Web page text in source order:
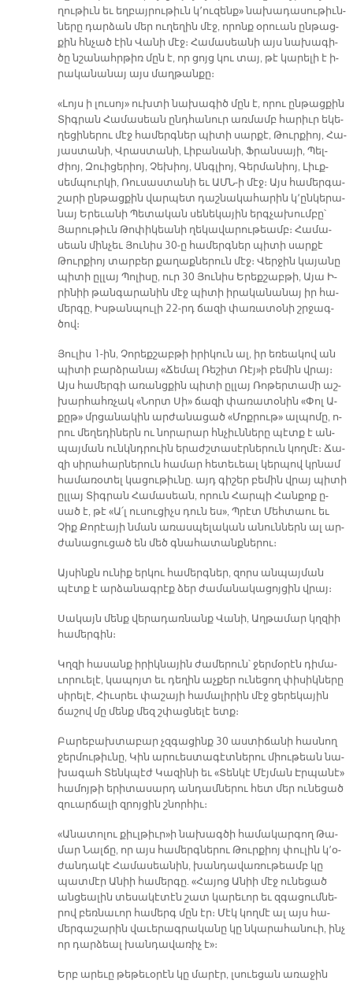
ղու­թիւն եւ եղ­բայ­րու­թիւն կ՚ու­զենք» նա­խա­դա­սու­թիւն­
նե­րը դար­ձան մեր ու­ղե­ղին մէջ, ո­րոնք օ­րուան ըն­թաց­
քին հնչած էին Վա­նի մէջ։ Հա­մա­սեա­նի այս նա­խա­գի­
ծը նշա­նահր­թիռ մըն է, որ ցոյց կու տայ, թէ կա­րե­լի է ի­
րա­կա­նա­նայ այս մաղ­թան­քը։
«Լոյս ի լու­սոյ» ուխ­տի նա­խա­գիծ մըն է, ո­րու ըն­թաց­քին
Տիգ­րան Հա­մա­սեան ընդ­հա­նուր առ­մամբ հա­րիւր ե­կե­
ղե­ցի­նե­րու մէջ հա­մերգ­ներ պի­տի սար­քէ, Թուր­քիոյ, Հա­
յաս­տա­նի, Վրաս­տա­նի, Լի­բա­նա­նի, Ֆրան­սա­յի, Պել­
ժիոյ, Զուի­ցե­րիոյ, Չե­խիոյ, Անգ­լիոյ, Գեր­մա­նիոյ, Լիւք­
սեմ­պուր­կի, Ռու­սաս­տա­նի եւ ԱՄՆ-ի մէջ։ Այս հա­մեր­գա­
շա­րի ըն­թաց­քին վար­պետ դաշ­նա­կա­հա­րին կ՚ըն­կե­րա­
նայ Ե­րե­ւա­նի Պե­տա­կան սե­նե­կա­յին երգ­չա­խում­բը՝
Յա­րու­թիւն Թո­փի­կեա­նի ղե­կա­վա­րու­թեամբ։ Հա­մա­
սեան մին­չեւ Յու­նիս 30-ը հա­մերգ­ներ պի­տի սար­քէ
Թուր­քիոյ տար­բեր քա­ղաք­նե­րուն մէջ։ Վեր­ջին կա­յա­նը
պի­տի ըլ­լայ Պո­լի­սը, ուր 30 Յու­նիս Ե­րեք­շաբ­թի, Ա­յա Ի­
րի­նիի թան­գա­րա­նին մէջ պի­տի ի­րա­կա­նա­նայ իր հա­
մեր­գը, Իս­թան­պու­լի 22-րդ ճա­զի փա­ռա­տօ­նի շրջագ­
ծով։
Յու­լիս 1-ին, Չո­րեք­շաբ­թի ի­րի­կուն ալ, իր ե­ռեա­կով ան
պի­տի բարձ­րա­նայ «Ճե­մալ Ռե­շիտ Ռէյ»ի բե­մին վրայ։
Այս հա­մեր­գի ա­ռանց­քին պի­տի ըլ­լայ Ռո­թեր­տա­մի աշ­
խար­հահռ­չակ «Նորտ Սի» ճա­զի փա­ռա­տօ­նին «Փոլ Ա­
քըթ» մրցա­նա­կին ար­ժա­նա­ցած «Մոք­րութ» ալ­պո­մը, ո­
րու մե­ղե­դի­ներն ու նո­րա­րար հնչիւն­նե­րը պէտք է ան­
պայ­ման ունկնդ­րուին ե­րաժշ­տա­սէր­նե­րուն կող­մէ։ Ճա­
զի սի­րա­հար­նե­րուն հա­մար հե­տե­ւեալ կեր­պով կրնամ
հա­մա­ռօ­տել կա­ցու­թիւ­նը. այդ գի­շեր բե­մին վրայ պի­տի
ըլ­լայ Տիգ­րան Հա­մա­սեան, ո­րուն Հար­պի Հան­քոք ը­
սած է, թէ «Ա՛լ ու­սու­ցիչս դուն ես», Պրէտ Մեհ­տաու եւ
Չիք Քո­րէա­յի նման ա­ռաս­պե­լա­կան ա­նուն­ներն ալ ար­
ժա­նա­ցու­ցած են մեծ գնա­հա­տանք­նե­րու։
Այ­սինքն ու­նիք եր­կու հա­մերգ­ներ, զորս ան­պայ­ման
պէտք է ար­ձա­նագ­րէք ձեր ժա­մա­նա­կա­ցոյ­ցին վրայ։
Սա­կայն մենք վե­րա­դառ­նանք Վա­նի, Աղ­թա­մար կղզիի
հա­մեր­գին։
Կղզի հա­սանք ի­րիկ­նա­յին ժա­մե­րուն՝ ջեր­մօ­րէն դի­մա­
ւո­րուե­լէ, կա­պոյտ եւ դե­ղին աչ­քեր ու­նե­ցող փի­սիկ­նե­րը
սի­րե­լէ, Հիւս­րեւ փա­շա­յի հա­մա­լի­րին մէջ ցե­րե­կա­յին
ճա­շով մը մենք մեզ շփաց­նե­լէ ետք։
Բա­րե­բախ­տա­բար չզգա­ցինք 30 աս­տի­ճա­նի հաս­նող
ջեր­մու­թիւ­նը, Կին ա­րուես­տա­գէտ­նե­րու միու­թեան նա­
խա­գահ Տենկ­պէժ Կա­զի­նի եւ «Տեն­կէ Մէյ­ման Էր­պա­նէ»
հա­մոյ­թի ե­րի­տա­սարդ ան­դամ­նե­րու հետ մեր ու­նե­ցած
զուար­ճա­լի զրոյ­ցին շնոր­հիւ։
«Ա­նա­տո­լու քիւլ­թիւր»ի նա­խագ­ծի հա­մա­կար­գող Թա­
մար Նալ­ճը, որ այս հա­մերգ­նե­րու Թուր­քիոյ փու­լին կ՚օ­
ժան­դա­կէ Հա­մա­սեա­նին, խան­դա­վա­ռու­թեամբ կը
պատ­մէր Ա­նիի հա­մեր­գը. «Հա­յոց Ա­նիի մէջ ու­նե­ցած
ան­ցեա­լին տե­սա­կէ­տէն շատ կա­րե­ւոր եւ զգա­ցում­նե­
րով բեռ­նա­ւոր հա­մերգ մըն էր։ Մէկ կող­մէ ալ այս հա­
մեր­գա­շա­րին վա­ւե­րագ­րա­կա­նը կը նկա­րա­հանուի, ինչ
որ դար­ձեալ խան­դա­վա­ռիչ է»։­
Երբ ա­րե­ւը թե­թե­ւօ­րէն կը մա­րէր, լսուե­ցան ա­ռա­ջին